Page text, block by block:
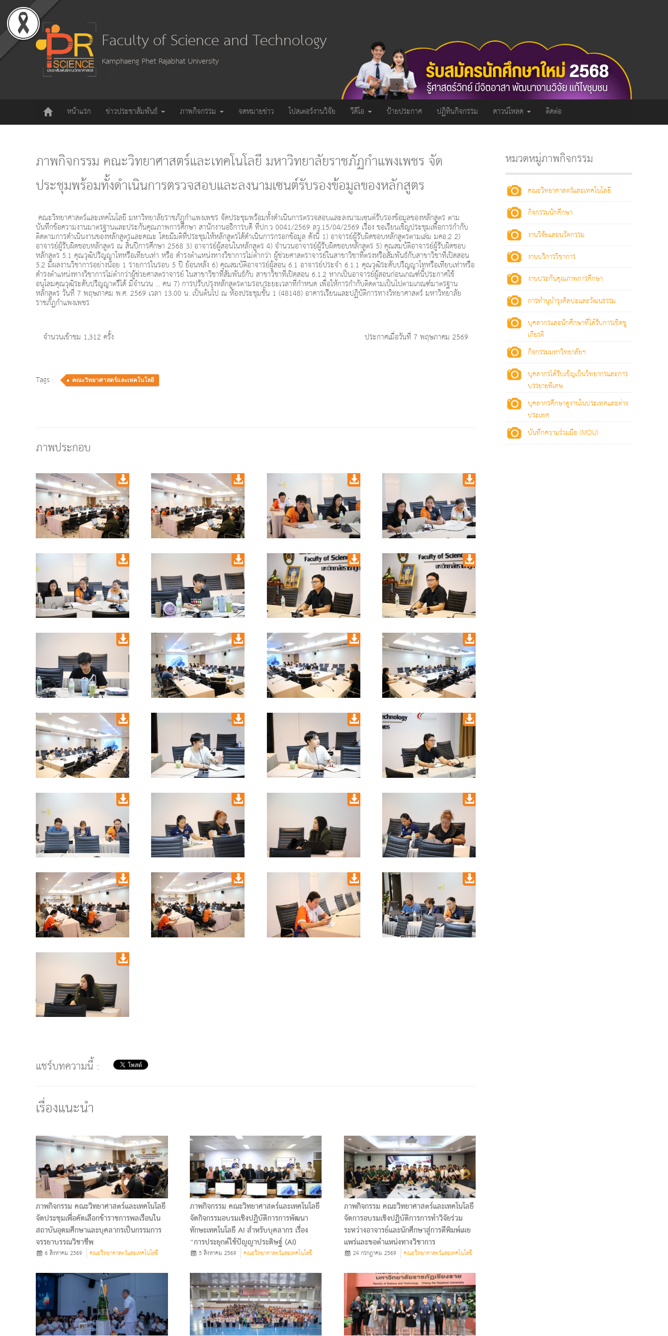
Faculty of Science and Technology
Kamphaeng Phet Rajabhat University
หน้าแรก ข่าวประชาสัมพันธ์ ภาพกิจกรรม จดหมายข่าว โปสเตอร์งานวิจัย วีดีโอ ป้ายประกาศ ปฏิทินกิจกรรม ดาวน์โหลด ติดต่อ
ภาพกิจกรรม คณะวิทยาศาสตร์และเทคโนโลยี มหาวิทยาลัยราชภัฏกำแพงเพชร จัด
ประชุมพร้อมทั้งดำเนินการตรวจสอบและลงนามเซนต์รับรองข้อมูลของหลักสูตร
คณะวิทยาศาสตร์และเทคโนโลยี มหาวิทยาลัยราชภัฏกำแพงเพชร จัดประชุมพร้อมทั้งดำเนินการตรวจสอบและลงนามเซนต์รับรองข้อมูลของหลักสูตร ตาม
บันทึกข้อความงานมาตรฐานและประกันคุณภาพการศึกษา สานักงานอธิการบดี ที่ปก.ว 0041/2569 ลว.15/04/2569 เรื่อง ขอเรียนเชิญประชุมเพื่อการกำกับ
ติดตามการดำเนินงานของหลักสูตรและคณะ โดยมีมติที่ประชุมให้หลักสูตรได้ดำเนินการกรอกข้อมูล ดังนี้ 1) อาจารย์ผู้รับผิดชอบหลักสูตรตามเล่ม มคอ.2 2)
อาจารย์ผู้รับผิดชอบหลักสูตร ณ สิ้นปีการศึกษา 2568 3) อาจารย์ผู้สอนในหลักสูตร 4) จำนวนอาจารย์ผู้รับผิดชอบหลักสูตร 5) คุณสมบัติอาจารย์ผู้รับผิดชอบ
หลักสูตร 5.1 คุณวุฒิปริญญาโทหรือเทียบเท่า หรือ ดำรงตำแหน่งทางวิชาการไม่ต่ำกว่า ผู้ช่วยศาสตราจารย์ในสาขาวิชาที่ตรงหรือสัมพันธ์กับสาขาวิชาที่เปิดสอน
5.2 มีผลงานวิชาการอย่างน้อย 1 รายการในรอบ 5 ปี ย้อนหลัง 6) คุณสมบัติอาจารย์ผู้สอน 6.1 อาจารย์ประจำ 6.1.1 คุณวุฒิระดับปริญญาโทหรือเทียบเท่าหรือ
ดำรงตำแหน่งทางวิชาการไม่ต่ำกว่าผู้ช่วยศาสตราจารย์ ในสาขาวิชาที่สัมพันธ์กับ สาขาวิชาที่เปิดสอน 6.1.2 หากเป็นอาจารย์ผู้สอนก่อนเกณฑ์นี้ประกาศใช้
อนุโลมคุณวุฒิระดับปริญญาตรีได้ มีจำนวน ... คน 7) การปรับปรุงหลักสูตรตามรอบระยะเวลาที่กำหนด เพื่อให้การกำกับติดตามเป็นไปตามเกณฑ์มาตรฐาน
หลักสูตร วันที่ 7 พฤษภาคม พ.ศ. 2569 เวลา 13.00 น. เป็นต้นไป ณ ห้องประชุมชั้น 1 (48148) อาคารเรียนและปฏิบัติการทางวิทยาศาสตร์ มหาวิทยาลัย
ราชภัฏกำแพงเพชร
จำนวนเข้าชม 1,312 ครั้ง ประกาศเมื่อวันที่ 7 พฤษภาคม 2569
Tags : คณะวิทยาศาสตร์และเทคโนโลยี
ภาพประกอบ
แชร์บทความนี้ :
เรื่องแนะนำ
ภาพกิจกรรม คณะวิทยาศาสตร์และเทคโนโลยี
จัดประชุมเพื่อคัดเลือกข้าราชการพลเรือนใน
สถาบันอุดมศึกษาและบุคลากรเป็นกรรมการ
จรรยาบรรณวิชาชีพ
6 สิงหาคม 2569 คณะวิทยาศาสตร์และเทคโนโลยี
ภาพกิจกรรม คณะวิทยาศาสตร์และเทคโนโลยี
จัดกิจกรรมอบรมเชิงปฏิบัติการการพัฒนา
ทักษะเทคโนโลยี AI สำหรับบุคลากร เรื่อง
“การประยุกต์ใช้ปัญญาประดิษฐ์ (AI)
5 สิงหาคม 2569 คณะวิทยาศาสตร์และเทคโนโลยี
ภาพกิจกรรม คณะวิทยาศาสตร์และเทคโนโลยี
จัดการอบรมเชิงปฏิบัติการการทำวิจัยร่วม
ระหว่างอาจารย์และนักศึกษาสู่การตีพิมพ์เผย
แพร่และขอตำแหน่งทางวิชาการ
24 กรกฎาคม 2569 คณะวิทยาศาสตร์และเทคโนโลยี
หมวดหมู่ภาพกิจกรรม
คณะวิทยาศาสตร์และเทคโนโลยี
กิจกรรมนักศึกษา
งานวิจัยและนวัตกรรม
งานบริการวิชาการ
งานประกันคุณภาพการศึกษา
การทำนุบำรุงศิลปะและวัฒนธรรม
บุคลากรและนักศึกษาที่ได้รับการเชิดชู
เกียรติ
กิจกรรมมหาวิทยาลัยฯ
บุคลากรได้รับเชิญเป็นวิทยากรและการ
บรรยายพิเศษ
บุคลากรศึกษาดูงานในประเทศและต่าง
ประเทศ
บันทึกความร่วมมือ (MOU)